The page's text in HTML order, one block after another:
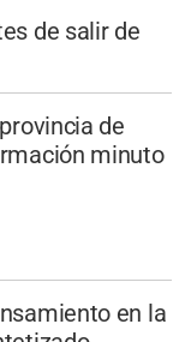
de salir de
de
minuto
en la